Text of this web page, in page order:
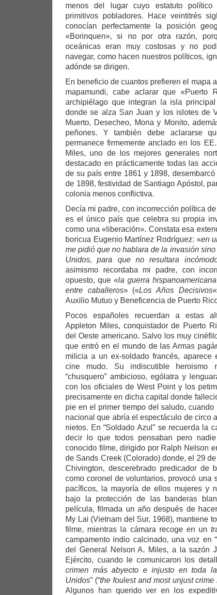
menos del lugar cuyo estatuto
primitivos pobladores. Hace veintitrés
conocían perfectamente la posición
«Borinquen», si no por otra razón,
oceánicas eran muy costosas y no
navegar, como hacen nuestros políticos,
adónde se dirigen.
En beneficio de cuantos prefieren el mapa
mapamundi, cabe aclarar que «Puerto
archipiélago que integran la isla
donde se alza San Juan y los islotes de
Muerto, Desecheo, Mona y Monito,
peñones. Y también debe aclararse
permanece firmemente anclado en los
Miles, uno de los mejores generales
destacado en prácticamente todas las
de su país entre 1861 y 1898,
de 1898, festividad de Santiago Apóstol,
colonia menos conflictiva.
Decía mi padre, con incorrección política
es el único país que celebra su propia
como una «liberación». Constata esa
boricua Eugenio Martínez Rodríguez: «en
me pidió que no hablara de la invasión
Unidos, para que no resultara
asimismo recordaba mi padre, con
opuesto, que «la guerra
entre caballeros» («Los Años Decisivos
Auxilio Mutuo y Beneficencia de Puerto
Pocos españoles recuerdan a estas
Appleton Miles, conquistador de Puerto
del Oeste americano. Salvo los muy
que entró en el mundo de las Armas
milicia a un ex-soldado francés, aparece
cine mudo. Su indiscutible
“chusquero” ambicioso, ególatra y
con los oficiales de West Point y los
precisamente en dicha capital donde
pie en el primer tiempo del saludo,
nacional que abría el espectáculo de circo
nietos. En “Soldado Azul” se recuerda la
decir lo que todos pensaban pero
conocido filme, dirigido por Ralph Nelson
de Sands Creek (Colorado) donde, el 29
Chivington, descerebrado predicador de
como coronel de voluntarios, provocó una
pacíficos, la mayoría de ellos mujeres y
bajo la protección de las banderas
película, filmada un año después de
My Lai (Vietnam del Sur, 1968), mantiene
filme, mientras la cámara recoge en un
campamento indio calcinado, una voz en “
del General Nelson A. Miles, a la sazón
Ejército, cuando le comunicaron los
crimen más abyecto e injusto en toda
Unidos” (“the foulest and most unjust
Algunos han querido ver en los